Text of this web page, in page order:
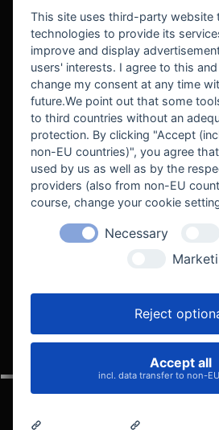
BEKANNT AUS
VELOCITY
This site uses third-party website
technologies to provide its
improve and display
users' interests. I agree to this
change my consent at any time
future.We point out that some
to third countries without an
protection. By clicking "Accept
non-EU countries)", you agree
used by us as well as by the
providers (also from non-EU
course, change your cookie
Necessary
Reject
Accept all
incl. data transfer to non-